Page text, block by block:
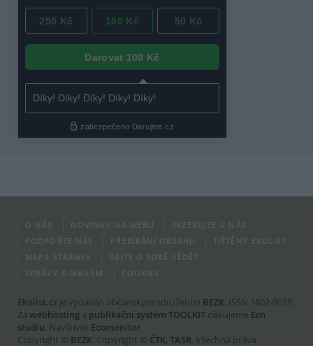
O NÁS NOVINKY NA WEBU
INZERUJTE U NÁS
PODPOŘTE NÁS
PŘEBÍRÁNÍ OBSAHU
TIŠTĚNÝ EKOLIST
MAPA STRÁNEK
DEJTE O SOBĚ VĚDĚT
ZPRÁVY E-MAILEM
COOKIES
Ekolist.cz je vydáván občanským sdružením BEZK. ISSN 1802-9019.
Za webhosting a publikační systém TOOLKIT děkujeme Ecn
studiu. Navštivte Ecomonitor.
Copyright © BEZK. Copyright © ČTK, TASR. Všechna práva